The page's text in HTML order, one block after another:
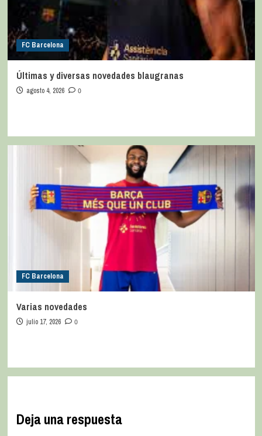
FC Barcelona
Últimas y diversas novedades blaugranas
agosto 4, 2026 0
FC Barcelona
Varias novedades
julio 17, 2026 0
Deja una respuesta